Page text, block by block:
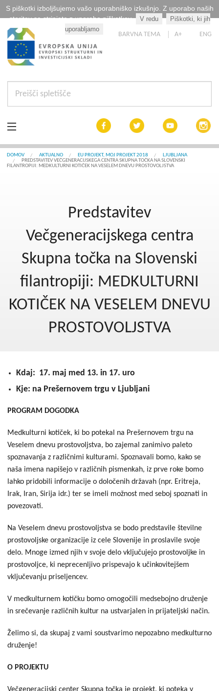
S piškotki izboljšujemo vašo uporabniško izkušnjo. Z uporabo naših
storitev se strinjate z uporabo piškotkov.
V redu
Piškotki, ki jih
uporabljamo
BARVNA TEMA A+ ENG
Aktualno
Seznam projektov
DOMOV AKTUALNO EU PROJEKT, MOJ PROJEKT 2018
LJUBLJANA
PREDSTAVITEV VEČGENERACIJSKEGA CENTRA SKUPNA TOČKA NA SLOVENSKI
FILANTROPIJI: MEDKULTURNI KOTIČEK NA VESELEM DNEVU PROSTOVOLJSTVA
Predstavitev
Večgeneracijskega centra
Skupna točka na Slovenski
filantropiji: MEDKULTURNI
KOTIČEK NA VESELEM DNEVU
PROSTOVOLJSTVA
Kdaj: 17. maj med 13. in 17. uro
Kje: na Prešernovem trgu v Ljubljani
PROGRAM DOGODKA
Medkulturni kotiček, ki bo potekal na Prešernovem trgu na
Veselem dnevu prostovoljstva, bo zajemal zanimivo paleto
spoznavanja z različnimi kulturami. Spoznavali bomo, kako se
naša imena napišejo v različnih pismenkah, iz prve roke bomo
lahko pridobili informacije o določenih državah (npr. Eritreja,
Irak, Iran, Sirija idr.) ter se imeli možnost med seboj spoznati in
povezovati.
Na Veselem dnevu prostovoljstva se bodo predstavile številne
prostovoljske organizacije iz cele Slovenije in proslavile svoje
delo. Mnoge izmed njih v svoje delo vključujejo prostovoljke in
prostovoljce, ki neprecenljivo prispevajo k učinkovitejšem
vključevanju priseljencev.
V medkulturnem kotičku bomo omogočili medsebojno druženje
in srečevanje različnih kultur na ustvarjalen in prijateljski način.
Želimo si, da skupaj z vami soustvarimo nepozabno medkulturno
druženje!
O PROJEKTU
Večgeneracijski center Skupna točka je projekt, ki poteka v